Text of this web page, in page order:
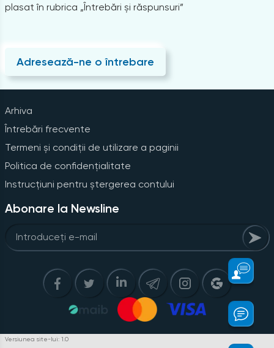
plasat în rubrica „Întrebări și răspunsuri”
Adresează-ne o întrebare
Arhiva
Întrebări frecvente
Termeni și condiții de utilizare a paginii
Politica de confidențialitate
Instrucțiuni pentru ștergerea contului
Abonare la Newsline
Versiunea site-lui: 1.0